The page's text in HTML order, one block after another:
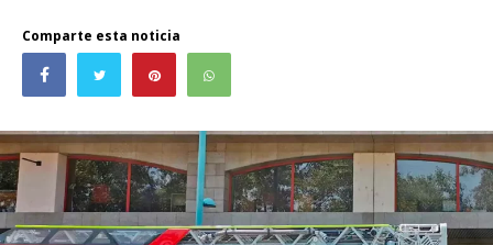
Comparte esta noticia